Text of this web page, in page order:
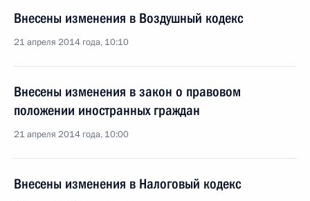
Внесены изменения в Воздушный кодекс
21 апреля 2014 года, 10:10
Внесены изменения в закон о правовом
положении иностранных граждан
21 апреля 2014 года, 10:00
Внесены изменения в Налоговый кодекс